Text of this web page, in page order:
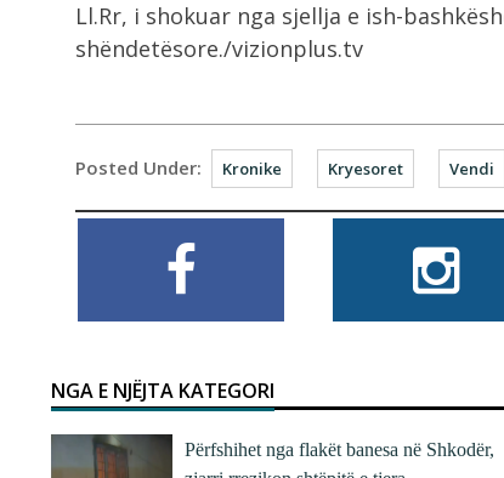
Ll.Rr, i shokuar nga sjellja e ish-
shëndetësore./vizionplus.tv
Posted Under: Kronike Kryesoret Vendi
NGA E NJËJTA KATEGORI
Përfshihet nga flakët banesa në Shkodër,